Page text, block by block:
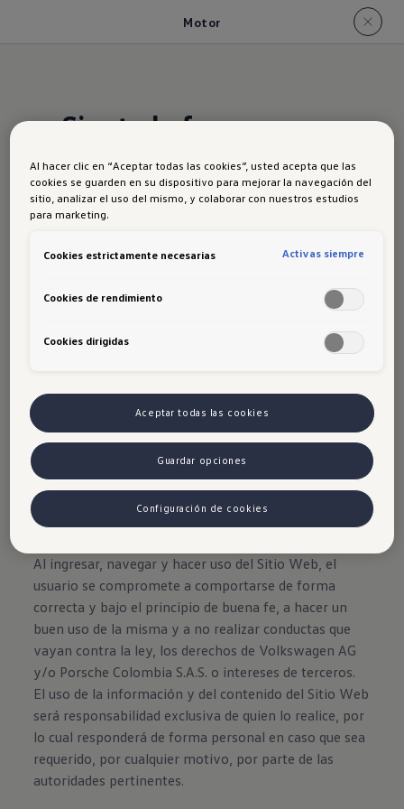
Motor
Siente la fuerza y
agilidad
Siente la magia del motor 1.5 eTSI con
lleva a cualquier lugar con facilidad y
potencia y precisión.
Al ingresar, navegar y hacer uso del Sitio Web, el
usuario se compromete a comportarse de forma
correcta y bajo el principio de buena fe, a hacer un
buen uso de la misma y a no realizar conductas que
vayan contra la ley, los derechos de Volkswagen AG
y/o Porsche Colombia S.A.S. o intereses de terceros.
El uso de la información y del contenido del Sitio Web
será responsabilidad exclusiva de quien lo realice, por
lo cual responderá de forma personal en caso que sea
requerido, por cualquier motivo, por parte de las
autoridades pertinentes.
Al hacer clic en “Aceptar todas las cookies”, usted acepta que las
cookies se guarden en su dispositivo para mejorar la navegación del
sitio, analizar el uso del mismo, y colaborar con nuestros estudios
para marketing.
Cookies estrictamente necesarias Activas siempre
Cookies de rendimiento
Cookies dirigidas
Aceptar todas las cookies
Guardar opciones
Configuración de cookies